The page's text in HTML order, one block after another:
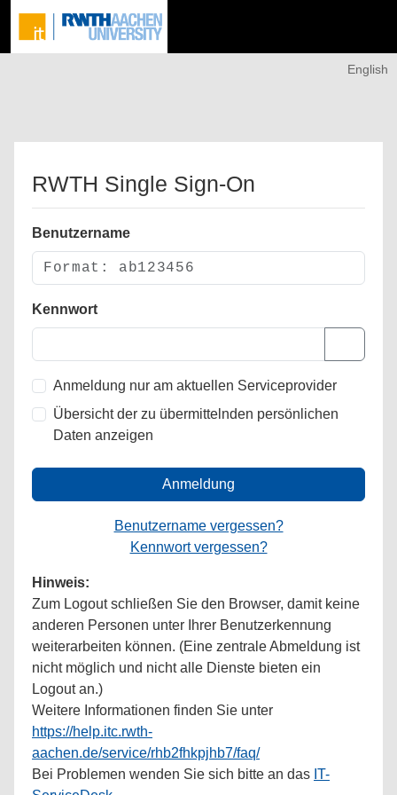
English
RWTH Single Sign-On
Benutzername
Kennwort
Anmeldung nur am aktuellen Serviceprovider
Übersicht der zu übermittelnden persönlichen
Daten anzeigen
Anmeldung
Benutzername vergessen?
Kennwort vergessen?
Hinweis:
Zum Logout schließen Sie den Browser, damit keine
anderen Personen unter Ihrer Benutzerkennung
weiterarbeiten können. (Eine zentrale Abmeldung ist
nicht möglich und nicht alle Dienste bieten ein
Logout an.)
Weitere Informationen finden Sie unter
https://help.itc.rwth-
aachen.de/service/rhb2fhkpjhb7/faq/
Bei Problemen wenden Sie sich bitte an das IT-